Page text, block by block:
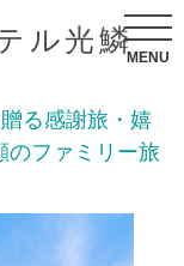
ル光鱗
MENU
る感謝旅・嬉
のファミリー旅